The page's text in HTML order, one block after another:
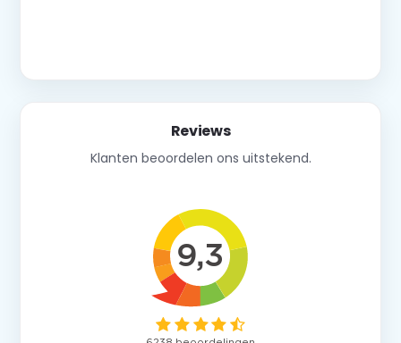
Reviews
Klanten beoordelen ons uitstekend.